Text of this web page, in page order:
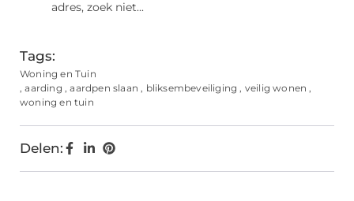
adres, zoek niet...
Tags:
Woning en Tuin
,aarding ,aardpen slaan , bliksembeveiliging , veilig wonen ,
woning en tuin
Delen: